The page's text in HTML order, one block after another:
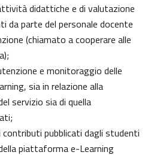
didattiche e di valutazione
da parte del personale docente
(chiamato a cooperare alle
e monitoraggio delle
sia in relazione alla
servizio sia di quella
contributi pubblicati dagli studenti
piattaforma e-Learning